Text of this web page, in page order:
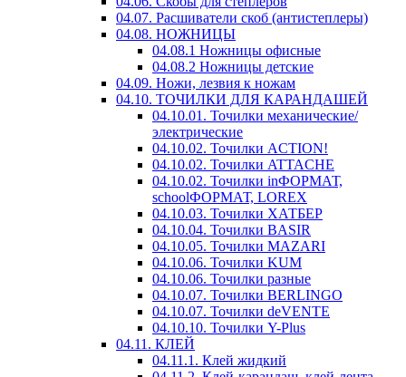
04.07. Расшиватели скоб (антистеплеры)
04.08. НОЖНИЦЫ
04.08.1 Ножницы офисные
04.08.2 Ножницы детские
04.09. Ножи, лезвия к ножам
04.10. ТОЧИЛКИ ДЛЯ КАРАНДАШЕЙ
04.10.01. Точилки механические/
электрические
04.10.02. Точилки ACTION!
04.10.02. Точилки ATTACHE
04.10.02. Точилки inФОРМАТ,
schoolФОРМАТ, LOREX
04.10.03. Точилки ХАТБЕР
04.10.04. Точилки BASIR
04.10.05. Точилки MAZARI
04.10.06. Точилки KUM
04.10.06. Точилки разные
04.10.07. Точилки BERLINGO
04.10.07. Точилки deVENTE
04.10.10. Точилки Y-Plus
04.11. КЛЕЙ
04.11.1. Клей жидкий